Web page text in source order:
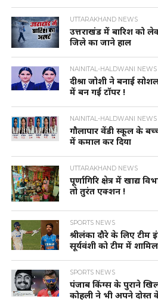
UTTARAKHAND NEWS
उत्तराखंड में बारिश को
जिले का जाने हाल
NAINITAL-HALDWANI NEWS
दीश्रा जोशी ने बनाई
में बन गई टॉपर !
NAINITAL-HALDWANI NEWS
गौलापार वेंडी स्कूल के
में कमाल कर दिया
UTTARAKHAND NEWS
पूर्णागिरि क्षेत्र में खाद्य
तो तुरंत एक्शन !
SPORTS NEWS
श्रीलंका दौरे के लिए टीम
सूर्यवंशी को टीम में
SPORTS NEWS
पंजाब किंग्स के पुराने
कोहली ने भी अपने दोस्त